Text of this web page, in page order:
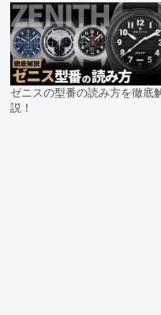
また、ご来店にてご購入を希望さ
お問い合わせいただけますようお
※アンティーク品やユーズド品の
合がございます。
※表示の定価は、入荷時の価格と
現在の定価と異なる場合がござい
ゼニスの型番の読み方を徹底
説！